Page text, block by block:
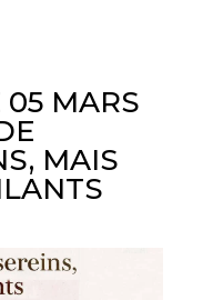
05 MARS
MAIS